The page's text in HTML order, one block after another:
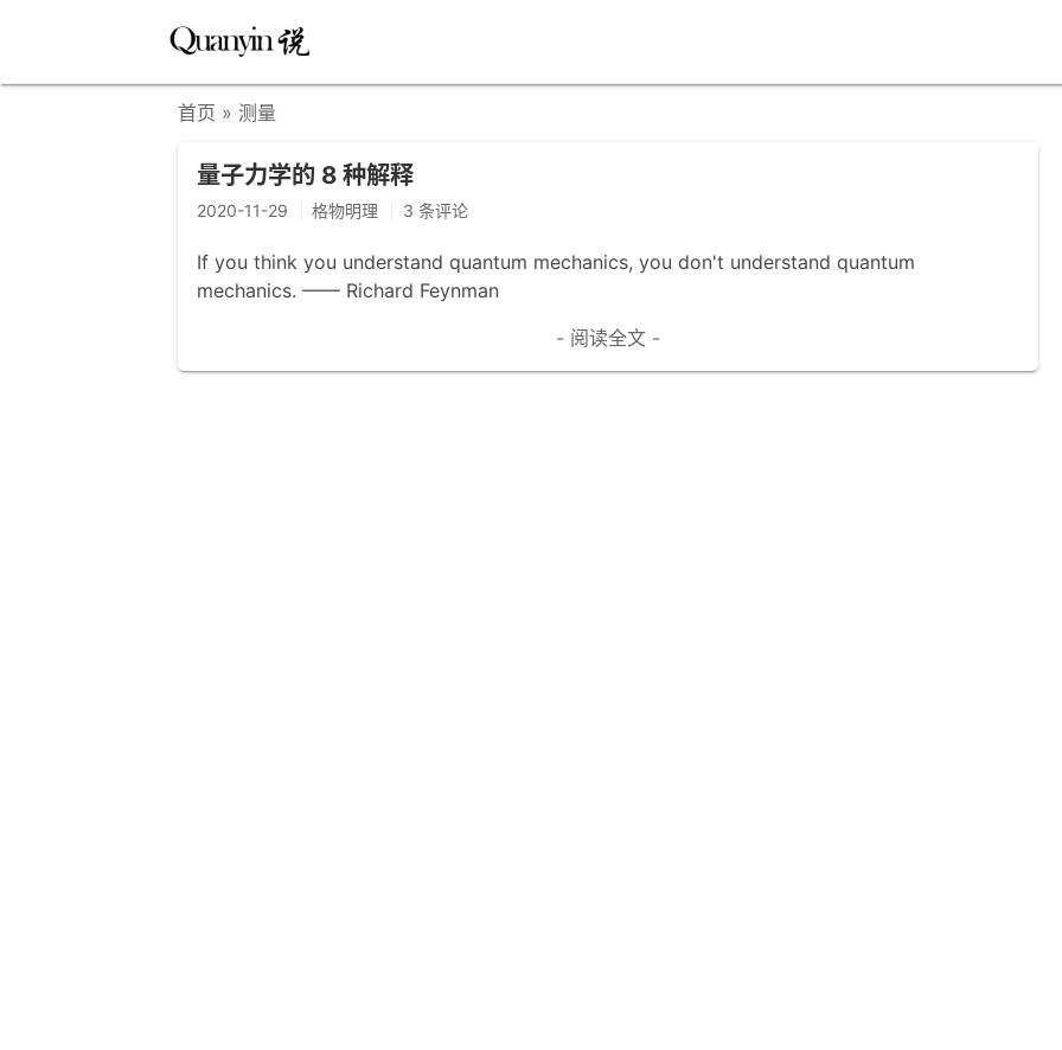
首页 » 测量
量子力学的 8 种解释
2020-11-29 格物明理 3 条评论
If you think you understand quantum mechanics, you don't understand quantum
mechanics. —— Richard Feynman
- 阅读全文 -